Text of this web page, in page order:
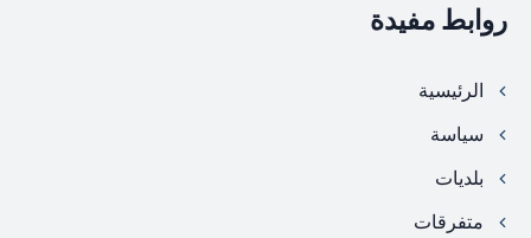
روابط مفيدة
الرئيسية
سياسة
بلديات
متفرقات